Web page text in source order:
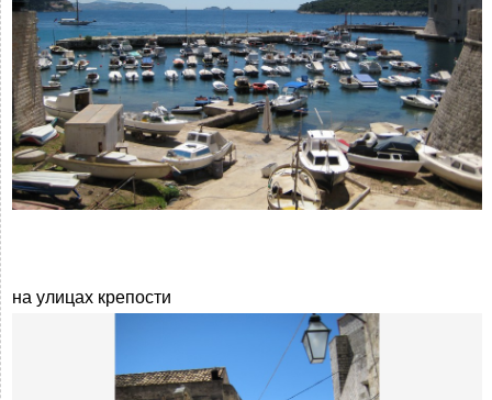
на улицах крепости